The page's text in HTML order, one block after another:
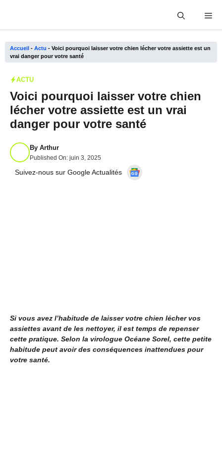
Accueil - Actu - Voici pourquoi laisser votre chien lécher votre assiette est un
vrai danger pour votre santé
ACTU
Voici pourquoi laisser votre chien
lécher votre assiette est un vrai
danger pour votre santé
By Arthur
Published On: juin 3, 2025
Suivez-nous sur Google Actualités
Si vous avez l’habitude de laisser votre chien lécher vos
assiettes avant de les nettoyer, il est temps de repenser
cette pratique. Selon la virologue Océane Sorel, cette petite
habitude peut avoir des conséquences inattendues pour
votre santé.